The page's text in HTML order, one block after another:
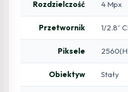
Rozdzielczość 4 Mpx
Przetwornik 1/2.8”
Piksele
Obiektyw Stały